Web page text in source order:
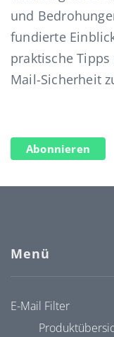
und
fundierte
praktische
Mail-Sicherheit
Abonnieren
Menü
E-Mail Filter